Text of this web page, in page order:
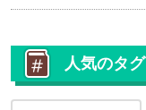
人気のタグ